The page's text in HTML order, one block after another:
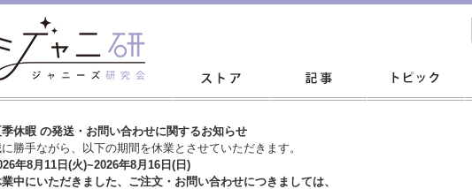
休暇 の発送・お問い合わせに関するお知らせ
勝手ながら、以下の期間を休業とさせていただきます。
年8月11日(火)~2026年8月16日(日)
中にいただきました、ご注文・お問い合わせにつきましては、